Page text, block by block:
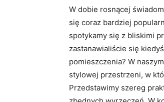
W dobie rosnącej
się coraz bardziej
spotykamy się z bliskimi
zastanawialiście się
pomieszczenia? W
stylowej przestrzeni, w
Przedstawimy szereg